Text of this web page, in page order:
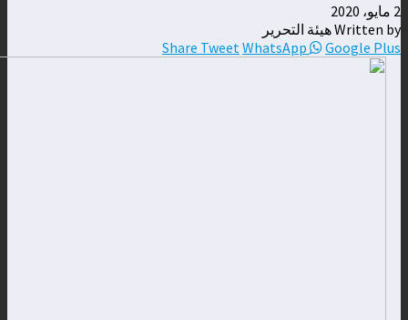
2 مايو، 2020
Written by هيئة التحرير
Share Tweet WhatsApp Google Plus